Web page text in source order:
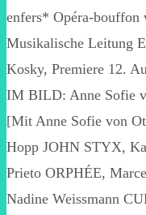
enfers* Opéra-bouffon
Musikalische Leitung
Kosky, Premiere 12.
IM BILD: Anne Sofie
[Mit Anne Sofie von
Hopp JOHN STYX,
Prieto ORPHÉE,
Nadine Weissmann